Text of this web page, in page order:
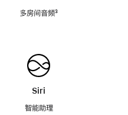
多房间音频脚
³
Siri
智能助理